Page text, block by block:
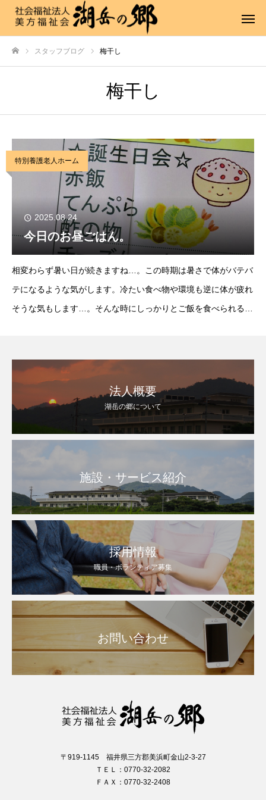
スタッフブログ 梅干し
梅干し
特別養護老人ホーム
2025.08.24
今日のお昼ごはん。
相変わらず暑い日が続きますね…。この時期は暑さで体がバテバ
テになるような気がします。冷たい食べ物や環境も逆に体が疲れ
そうな気もします…。そんな時にしっかりとご飯を食べられるこ
法人概要
湖岳の郷について
施設・サービス紹介
採用情報
職員・ボランティア募集
お問い合わせ
〒919-1145 福井県三方郡美浜町金山2-3-27
ＴＥＬ：0770-32-2082
ＦＡＸ：0770-32-2408